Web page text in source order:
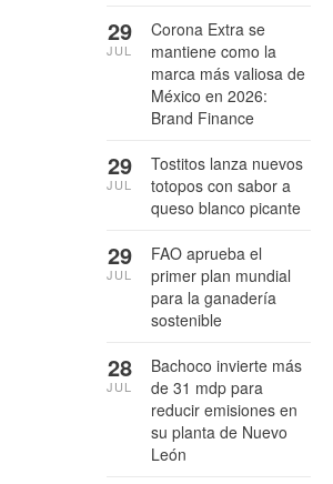
Corona Extra se
mantiene como la
marca más valiosa de
México en 2026:
Brand Finance
29
JUL
Tostitos lanza nuevos
totopos con sabor a
queso blanco picante
29
JUL
FAO aprueba el
primer plan mundial
para la ganadería
sostenible
29
JUL
Bachoco invierte más
de 31 mdp para
reducir emisiones en
su planta de Nuevo
León
28
JUL